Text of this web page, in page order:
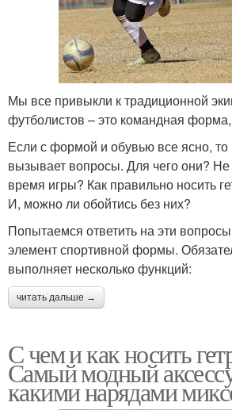
Мы все привыкли к традиционной
футболистов – это командная
Если с формой и обувью все ясно, то
вызывает вопросы. Для чего они?
время игры? Как правильно носить
И, можно ли обойтись без них?
Попытаемся ответить на эти
элемент спортивной формы.
выполняет несколько функций:
читать дальше →
С чем и как носить
Самый модный
какими нарядами